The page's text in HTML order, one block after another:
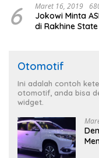
6 Maret 16, 2019
Jokowi Minta
di Rakhine State
Otomotif
Ini adalah contoh
otomotif, anda bisa
widget.